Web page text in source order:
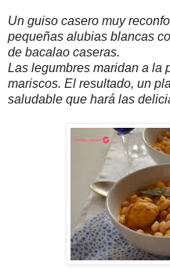
Un guiso casero muy
pequeñas alubias blancas
de bacalao caseras.
Las legumbres maridan a la
mariscos. El resultado, un
saludable que hará las